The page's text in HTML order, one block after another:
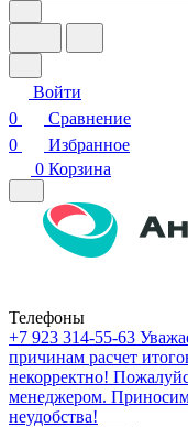
Войти
0
Сравнение
0
Избранное
0 Корзина
Телефоны
+7 923 314-55-63
причинам расчет
некорректно!
менеджером.
неудобства!